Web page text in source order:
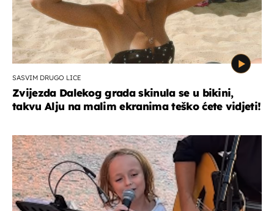
SASVIM DRUGO LICE
Zvijezda Dalekog grada skinula se u bikini,
takvu Alju na malim ekranima teško ćete vidjeti!